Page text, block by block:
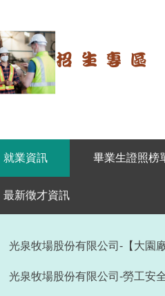
就業資訊 畢業生證照榜
最新徵才資訊
光泉牧場股份有限公司-【大園
光泉牧場股份有限公司-勞工安